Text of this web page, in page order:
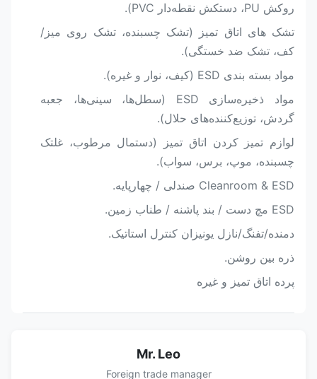
روکش PU، دستکش نقطه‌دار PVC).
تشک های اتاق تمیز (تشک چسبنده، تشک روی میز/
کف، تشک ضد خستگی).
مواد بسته بندی ESD (کیف، نوار و غیره).
مواد ذخیره‌سازی ESD (سطل‌ها، سینی‌ها، جعبه
گردش، توزیع‌کننده‌های حلال).
لوازم تمیز کردن اتاق تمیز (دستمال مرطوب، غلتک
چسبنده، موپ، برس، سواب).
Cleanroom & ESD صندلی / چهارپایه.
ESD مچ دست / بند پاشنه / طناب زمین.
دمنده/تفنگ/نازل یونیزان کنترل استاتیک.
ذره بین روشن.
پرده اتاق تمیز و غیره
Mr. Leo
Foreign trade manager